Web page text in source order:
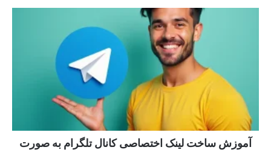
آموزش ساخت لینک اختصاصی کانال تلگرام به صورت